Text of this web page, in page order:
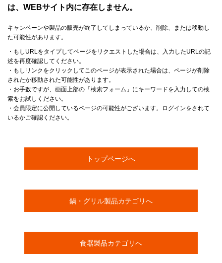
は、WEBサイト内に存在しません。
キャンペーンや製品の販売が終了してしまっているか、削除、または移動し
た可能性があります。
・もしURLをタイプしてページをリクエストした場合は、入力したURLの記
述を再度確認してください。
・もしリンクをクリックしてこのページが表示された場合は、ページが削除
されたか移動された可能性があります。
・お手数ですが、画面上部の「検索フォーム」にキーワードを入力しての検
索をお試しください。
・会員限定に公開しているページの可能性がございます。ログインをされて
いるかご確認ください。
トップページへ
鍋・グリル製品カテゴリへ
食器製品カテゴリへ